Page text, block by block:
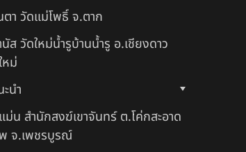
ตา วัดแม่โพธิ์ จ.ตาก
ส วัดใหม่น้ำรูบ้านน้ำรู อ.เชียงดาว
หม่
นำ
น สำนักสงฆ์เขาจันทร์ ต.โค่กสะอาด
จ.เพชรบูรณ์